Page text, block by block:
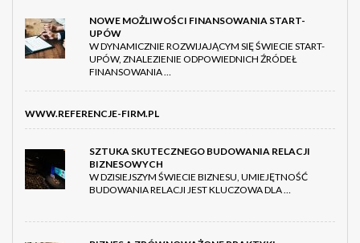
NOWE MOŻLIWOŚCI FINANSOWANIA START-
UPÓW
W DYNAMICZNIE ROZWIJAJĄCYM SIĘ ŚWIECIE START-
UPÓW, ZNALEZIENIE ODPOWIEDNICH ŹRÓDEŁ
FINANSOWANIA …
WWW.REFERENCJE-FIRM.PL
SZTUKA SKUTECZNEGO BUDOWANIA RELACJI
BIZNESOWYCH
W DZISIEJSZYM ŚWIECIE BIZNESU, UMIEJĘTNOŚĆ
BUDOWANIA RELACJI JEST KLUCZOWA DLA …